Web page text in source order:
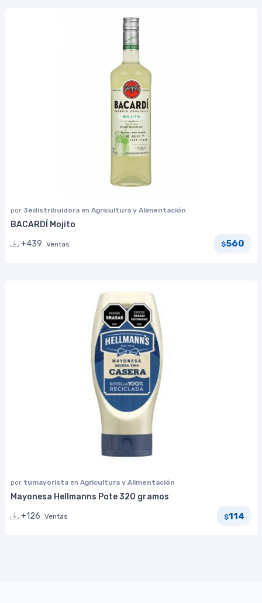
por 3edistribuidora en Agricultura y Alimentación
BACARDÍ Mojito
+439 Ventas $560
por tumayorista en Agricultura y Alimentación
Mayonesa Hellmanns Pote 320 gramos
+126 Ventas $114